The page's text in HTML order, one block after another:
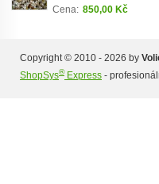
Cena: 850,00 Kč
Copyright © 2010 - 2026 by
ShopSys®Express -